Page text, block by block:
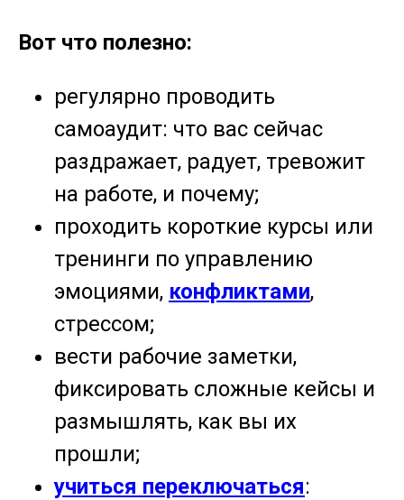
Вот что полезно:
регулярно проводить
самоаудит: что вас сейчас
раздражает, радует, тревожит
на работе, и почему;
проходить короткие курсы или
тренинги по управлению
эмоциями, конфликтами,
стрессом;
вести рабочие заметки,
фиксировать сложные кейсы и
размышлять, как вы их
прошли;
учиться переключаться: